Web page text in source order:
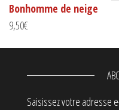
Bonhomme de neige
9,50€
Saisissez votre adresse